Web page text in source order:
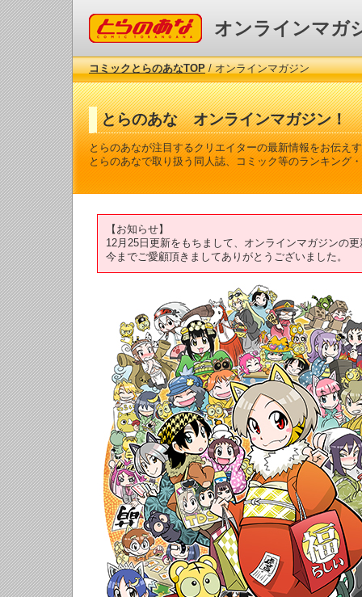
コミックとらのあな オンラインマガ
コミックとらのあなTOP/ オンラインマガジン
とらのあな オンラインマガジン！
とらのあなが注目するクリエイターの最新情報をお伝え
とらのあなで取り扱う同人誌、コミック等のランキング
【お知らせ】
12月25日更新をもちまして、オンラインマガジンの
今までご愛顧頂きましてありがとうございました。